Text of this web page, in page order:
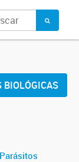
BIOLÓGICAS